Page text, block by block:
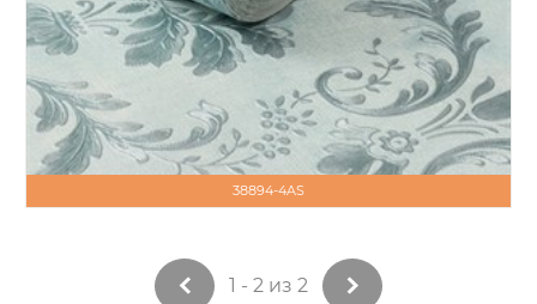
38894-4AS
1 - 2 из 2